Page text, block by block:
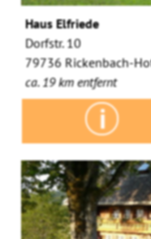
Haus Elfriede
Dorfstr. 10
79736 Rickenbach-
ca. 19 km entfernt